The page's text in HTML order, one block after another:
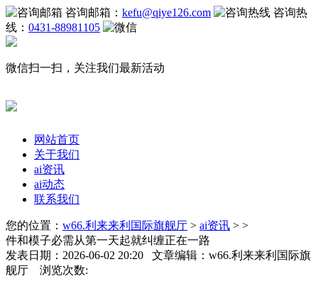
咨询邮箱： kefu@qiye126.com
咨询热
线： 0431-88981105
微信扫一扫，关注我们最新活动
网站首页
关于我们
ai资讯
ai动态
联系我们
您的位置： w66.利来来利国际旗舰厅 > ai资讯 > >
件和模子必需从第一天起就纠缠正在一路
发表日期：2026-06-02 20:20 文章编辑：w66.利来来利国际旗
舰厅 浏览次数: